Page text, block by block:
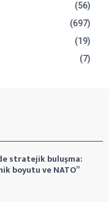
(56)
(697)
(19)
(7)
stratejik buluşma:
boyutu ve NATO”